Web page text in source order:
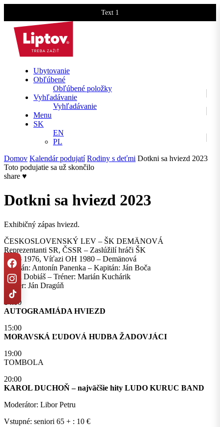
Text 1
Ubytovanie
Obľúbené
Obľúbené položky
Vyhľadávanie
Vyhľadávanie
Menu
SK
EN
PL
Domov Kalendár podujatí Rodiny s deťmi Dotkni sa hviezd 2023
Toto podujatie sa už skončilo
share ♥
Dotkni sa hviezd 2023
Exhibičný zápas hviezd.
ČESKOSLOVENSKÝ LEV – ŠK DEMÄNOVÁ
Reprezentanti SR, ČSSR – Zaslúžilí hráči ŠK
ME – 1976, Víťazi OH 1980 – Demänová
Kapitán: Antonín Panenka – Kapitán: Ján Boča
Karol Dobiáš – Tréner: Marián Kuchárik
Tréner: Ján Dragúň
14:00
AUTOGRAMIÁDA HVIEZD
15:00
MORAVSKÁ ĽUDOVÁ HUDBA ŽADOVJÁCI
19:00
TOMBOLA
20:00
KAROL DUCHOŇ – najväčšie hity LUDO KURUC BAND
Moderátor: Libor Petru
Vstupné: seniori 65 + : 10 €